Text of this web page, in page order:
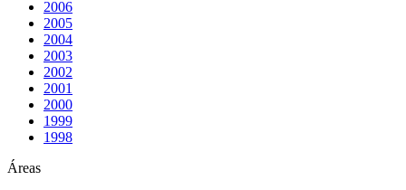
2006
2005
2004
2003
2002
2001
2000
1999
1998
Áreas